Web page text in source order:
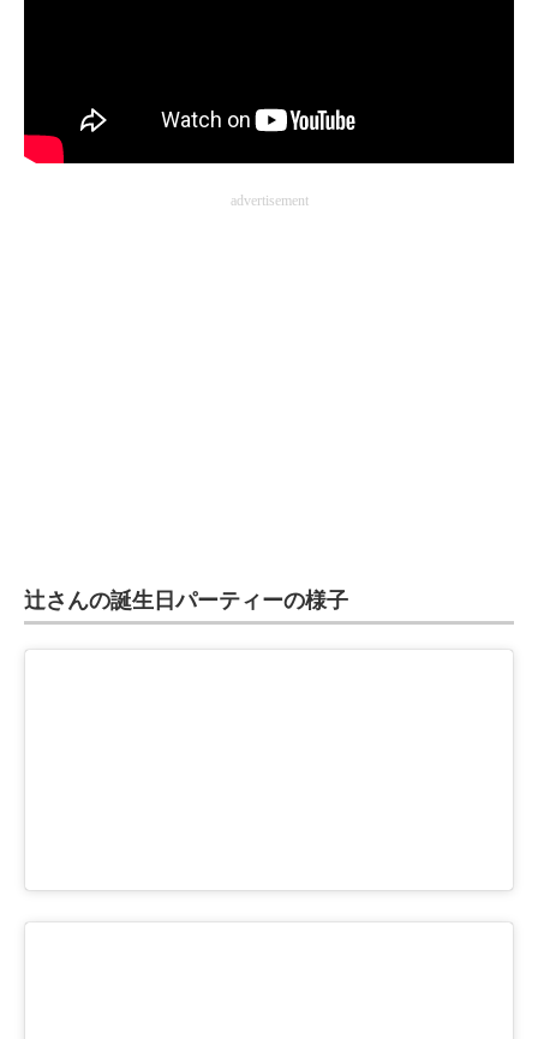
advertisement
辻さんの誕生日パーティーの様子